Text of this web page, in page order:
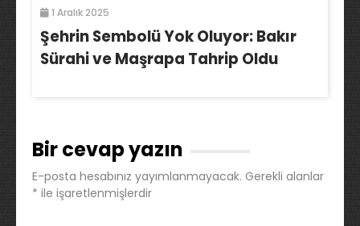
1 Aralık 2025
Şehrin Sembolü Yok Oluyor: Bakır
Sürahi ve Maşrapa Tahrip Oldu
Bir cevap yazın
E-posta hesabınız yayımlanmayacak. Gerekli alanlar
* ile işaretlenmişlerdir